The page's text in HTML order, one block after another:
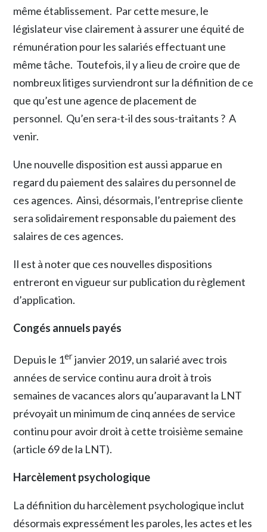
même établissement. Par cette mesure, le
législateur vise clairement à assurer une équité de
rémunération pour les salariés effectuant une
même tâche. Toutefois, il y a lieu de croire que de
nombreux litiges surviendront sur la définition de ce
que qu’est une agence de placement de
personnel. Qu’en sera-t-il des sous-traitants ? A
venir.
Une nouvelle disposition est aussi apparue en
regard du paiement des salaires du personnel de
ces agences. Ainsi, désormais, l’entreprise cliente
sera solidairement responsable du paiement des
salaires de ces agences.
Il est à noter que ces nouvelles dispositions
entreront en vigueur sur publication du règlement
d’application.
Congés annuels payés
Depuis le 1erjanvier 2019, un salarié avec trois
années de service continu aura droit à trois
semaines de vacances alors qu’auparavant la LNT
prévoyait un minimum de cinq années de service
continu pour avoir droit à cette troisième semaine
(article 69 de la LNT).
Harcèlement psychologique
La définition du harcèlement psychologique inclut
désormais expressément les paroles, les actes et les